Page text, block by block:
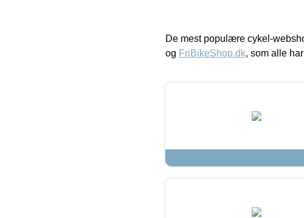
De mest populære cykel-
og FriBikeShop.dk, som alle